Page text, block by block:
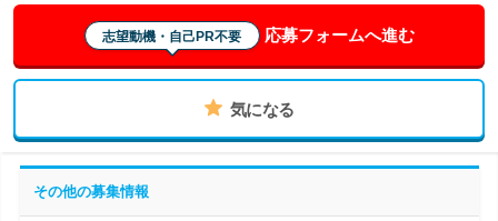
志望動機・自己PR不要 応募フォームへ進む
気になる
その他の募集情報